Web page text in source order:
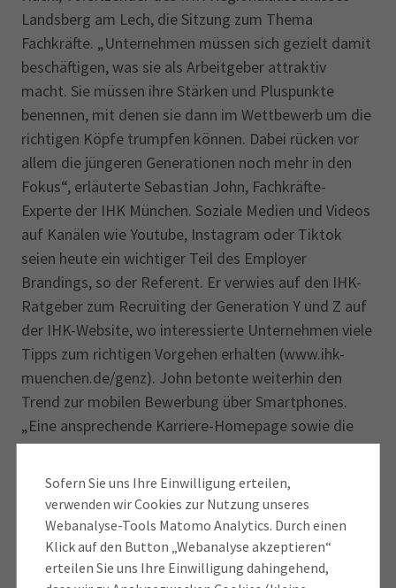
Sofern Sie uns Ihre Einwilligung erteilen,
verwenden wir Cookies zur Nutzung unseres
Webanalyse-Tools Matomo Analytics. Durch einen
Klick auf den Button „Webanalyse akzeptieren“
erteilen Sie uns Ihre Einwilligung dahingehend,
Landsberg am Lech, die Sitzung zum Thema
Fachkräfte. „Unternehmen müssen sich gezielt damit
beschäftigen, was sie als Arbeitgeber attraktiv
macht. Sie müssen ihre Stärken und Pluspunkte
benennen, mit denen sie dann im Wettbewerb um die
richtigen Köpfe trumpfen können. Dabei rücken vor
allem die jüngeren Generationen noch mehr in den
Fokus“, erläuterte Sebastian John, Fachkräfte-
Experte der IHK München. Soziale Medien und Videos
auf Kanälen wie Youtube, Instagram oder Tiktok
seien heute ein wichtiger Teil des Employer
Brandings, so der Referent. Er verwies auf den IHK-
Ratgeber zum Recruiting der Generation Y und Z auf
der IHK-Website, wo interessierte Unterneh­men viele
Tipps zum richtigen Vorgehen erhalten (www.ihk-
muenchen.de/genz). John betonte weiterhin den
Trend zur mobilen Bewerbung über Smartphones.
„Eine ansprechende Karriere-Homepage sowie die
Möglichkeit zur Kontaktaufnahme via What’sApp
helfen, Barrieren in der Kontaktaufnahme zu jungen
Leuten abzubauen.“
Impulse für ihren Erfahrungsaustausch erhielten die
Ausschussmitglieder von Miriam Pittroff, People